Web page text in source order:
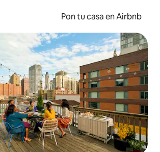
Pon tu casa en Airbnb